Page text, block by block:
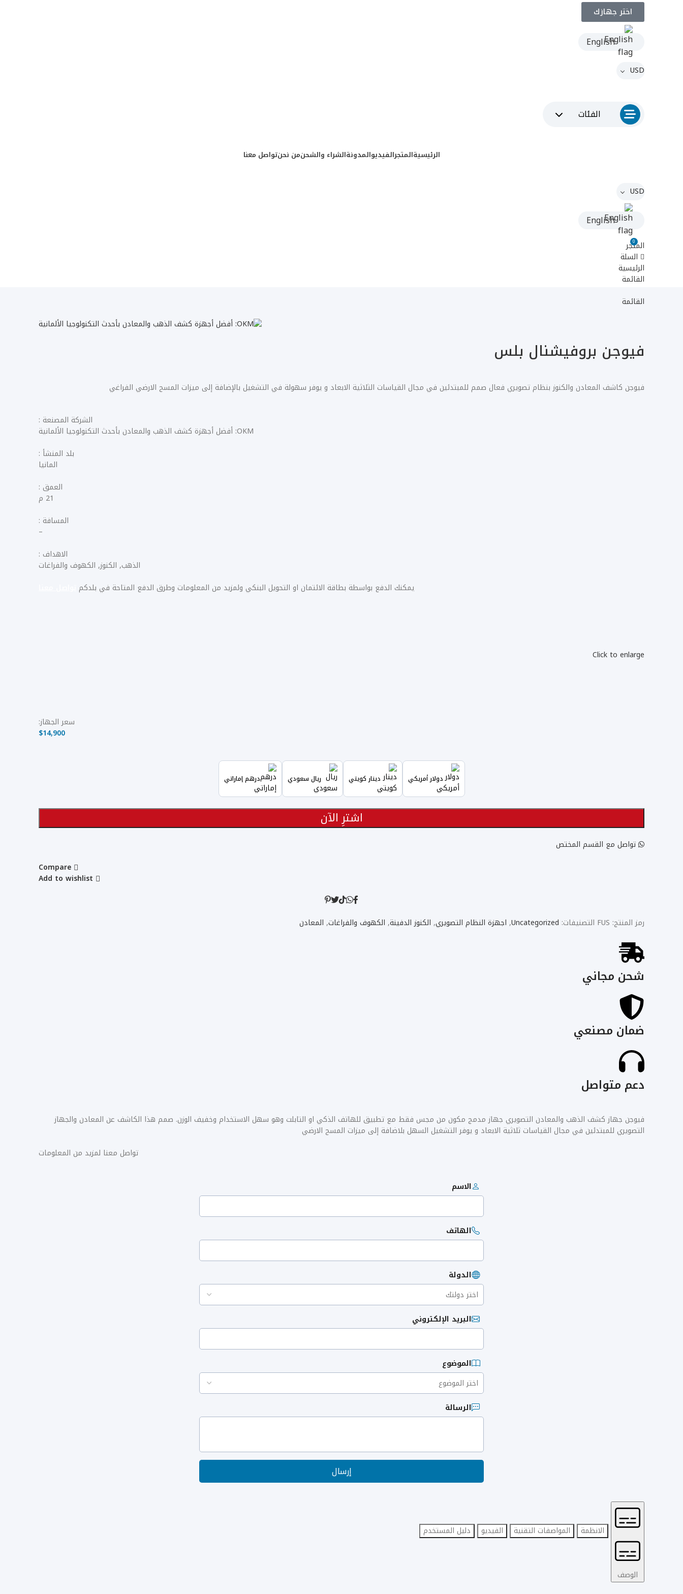
اختر جهازك
English
USD
الفئات
الرئيسيةالمتجرالفيديوالمدونةالشراء والشحنمن نحنتواصل معنا
USD
English
المتجر
0
السلة
الرئيسية
القائمة
القائمة
فيوجن بروفيشنال بلس
فيوجن كاشف المعادن والكنوز بنظام تصويري فعال صمم للمبتدئين في مجال القياسات الثلاثية الابعاد و يوفر سهولة في التشغيل بالإضافة إلى ميزات المسح الارضي الفراغي
الشركة المصنعة :
OKM: أفضل أجهزة كشف الذهب والمعادن بأحدث التكنولوجيا الألمانية
بلد المنشأ :
المانيا
العمق :
21 م
المسافة :
–
الاهداف :
الذهب, الكنوز, الكهوف والفراغات
يمكنك الدفع بواسطة بطاقة الائتمان او التحويل البنكي ولمزيد من المعلومات وطرق الدفع المتاحة في بلدكم
Click to enlarge
سعر الجهاز:
$14,900
دولار أمريكي دينار كويتي ريال سعودي درهم إماراتي
اشترِ الآن
تواصل مع القسم المختص
Compare
Add to wishlist
رمز المنتج: FUS التصنيفات: Uncategorized
, اجهزة النظام التصويري, الكنوز الدفينة, الكهوف والفراغات, المعادن
شحن مجاني
ضمان مصنعي
دعم متواصل
فيوجن جهاز كشف الذهب والمعادن التصويري جهاز مدمج مكون من مجس فقط مع تطبيق للهاتف الذكي او التابلت وهو سهل الاستخدام وخفيف الوزن. صمم هذا الكاشف عن المعادن والجهاز
التصويري للمبتدئين في مجال القياسات ثلاثية الابعاد و يوفر التشغيل السهل بلاضافة إلى ميزات المسح الارضي
تواصل معنا لمزيد من المعلومات
الاسم
الهاتف
الدولة
البريد الإلكتروني
الموضوع
الرسالة
إرسال
الوصف
الانظمة المواصفات التقنية الفيديو دليل المستخدم